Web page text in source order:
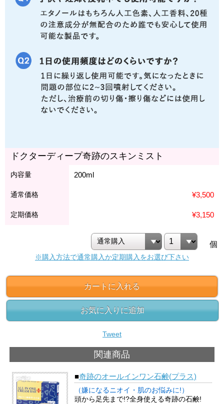
ドクターディープ奇跡のスキンミスト
内容量 200ml
通常価格 ¥3,500
定期価格 ¥3,150
個
※購入方法で通常購入か定期購入をお選び下さい
カートに入れる
お気に入りに追加
Tweet
関連商品
■奇跡のオールインワン石鹸(プラス)
（嫌になるニオイ・肌のお悩みに!）
頭から足先まで!?全身使える奇跡の石鹸!